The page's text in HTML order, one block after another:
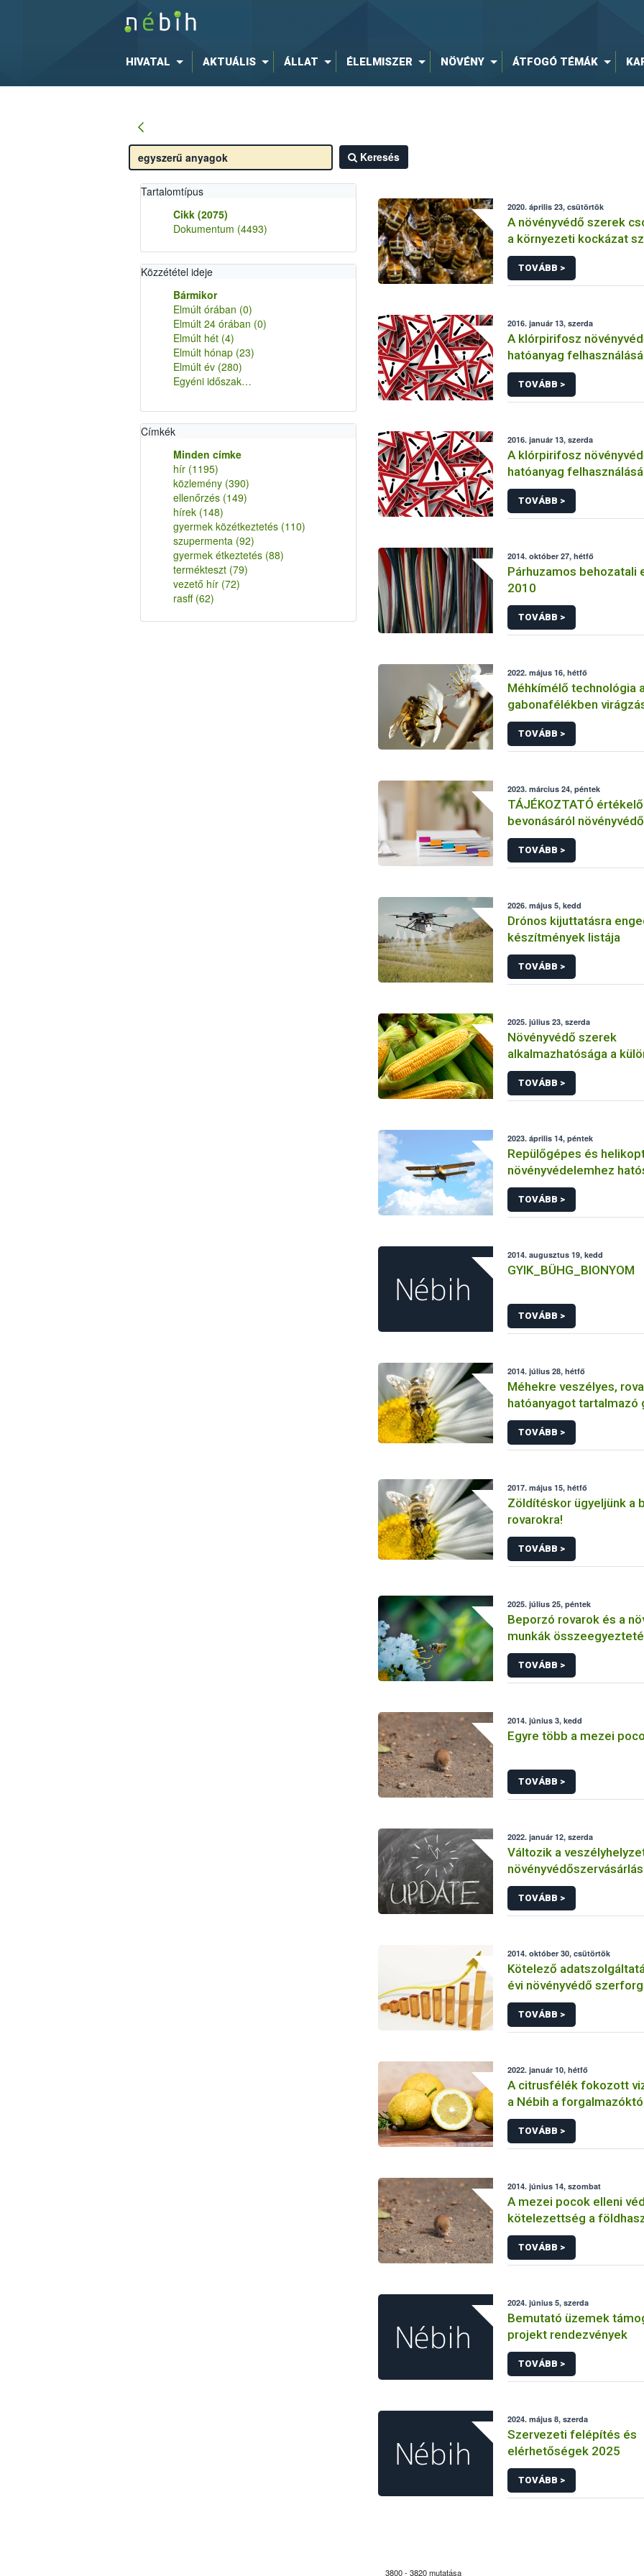
HIVATAL AKTUÁLIS ÁLLAT ÉLELMISZER NÖVÉNY ÁTFOGÓ TÉMÁK
Keresés
Tartalomtípus
Cikk (2075)
Dokumentum (4493)
Közzététel ideje
Bármikor
Elmúlt órában (0)
Elmúlt 24 órában (0)
Elmúlt hét (4)
Elmúlt hónap (23)
Elmúlt év (280)
Egyéni időszak…
Címkék
Minden címke
hír (1195)
közlemény (390)
ellenőrzés (149)
hírek (148)
gyermek közétkeztetés (110)
szupermenta (92)
gyermek étkeztetés (88)
termékteszt (79)
vezető hír (72)
rasff (62)
2020. április 23, csütörtök
A növényvédő szerek
a környezeti kockázat
TOVÁBB >
2016. január 13, szerda
A klórpirifosz
hatóanyag
korlátozása
TOVÁBB >
2016. január 13, szerda
A klórpirifosz
hatóanyag
korlátozása
TOVÁBB >
2014. október 27, hétfő
Párhuzamos behozatali
2010
TOVÁBB >
2022. május 16, hétfő
Méhkímélő technológia
gabonafélékben
TOVÁBB >
2023. március 24, péntek
TÁJÉKOZTATÓ
bevonásáról
hatóanyag és
engedélyezésére,
engedély
TOVÁBB >
2026. május 5, kedd
Drónos kijuttatásra
készítmények listája
TOVÁBB >
2025. július 23, szerda
Növényvédő szerek
alkalmazhatósága a
kukorica kultúrákban
TOVÁBB >
2023. április 14, péntek
Repülőgépes és
növényvédelemhez
engedéllyel rendelkező
TOVÁBB >
2014. augusztus 19, kedd
GYIK_BÜHG_BIONYOM
TOVÁBB >
2014. július 28, hétfő
Méhekre veszélyes,
hatóanyagot tartalmazó
növényvédő szert vont ki
forgalomból a NÉBIH
TOVÁBB >
2017. május 15, hétfő
Zöldítéskor ügyeljünk a
rovarokra!
TOVÁBB >
2025. július 25, péntek
Beporzó rovarok és a
munkák
fókuszban a méhészet
TOVÁBB >
2014. június 3, kedd
Egyre több a mezei
TOVÁBB >
2022. január 12, szerda
Változik a
engedélyekkel
szabályozás
TOVÁBB >
2014. október 30, csütörtök
Kötelező
évi növényvédő
TOVÁBB >
2022. január 10, hétfő
A citrusfélék fokozott
a Nébih a
TOVÁBB >
2014. június 14, szombat
A mezei pocok elleni
kötelezettség a
kiemelt feladata
TOVÁBB >
2024. június 5, szerda
Bemutató üzemek
projekt rendezvények
TOVÁBB >
2024. május 8, szerda
Szervezeti felépítés és
elérhetőségek 2025
TOVÁBB >
3800 - 3820 mutatása